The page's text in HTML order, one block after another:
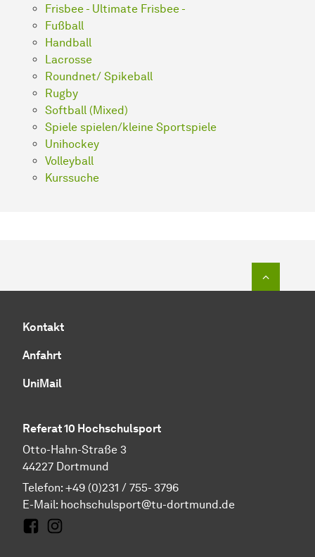
Frisbee - Ultimate Frisbee -
Fußball
Handball
Lacrosse
Roundnet/ Spikeball
Rugby
Softball (Mixed)
Spiele spielen/kleine Sportspiele
Unihockey
Volleyball
Kurssuche
Kontakt
Anfahrt
UniMail
Referat 10 Hochschulsport
Otto-Hahn-Straße 3
44227 Dortmund
Telefon: +49 (0)231 / 755- 3796
E-Mail: hochschulsport@tu-dortmund.de